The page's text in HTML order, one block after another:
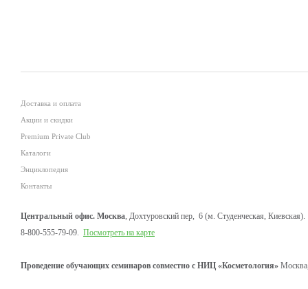
Доставка и оплата
Акции и скидки
Premium Private Club
Каталоги
Энциклопедия
Контакты
Центральный офис. Москва, Дохтуровский пер, 6 (м. Студенческая, Киевская).
8-800-555-79-09. Посмотреть на карте
Проведение обучающих семинаров совместно с НИЦ «Косметология»